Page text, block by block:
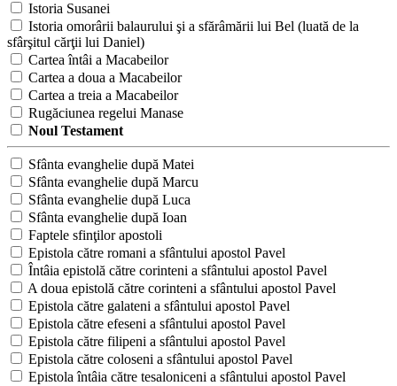
Istoria Susanei
Istoria omorârii balaurului şi a sfărâmării lui Bel (luată de la
sfârşitul cărţii lui Daniel)
Cartea întâi a Macabeilor
Cartea a doua a Macabeilor
Cartea a treia a Macabeilor
Rugăciunea regelui Manase
Noul Testament
Sfânta evanghelie după Matei
Sfânta evanghelie după Marcu
Sfânta evanghelie după Luca
Sfânta evanghelie după Ioan
Faptele sfinţilor apostoli
Epistola către romani a sfântului apostol Pavel
Întâia epistolă către corinteni a sfântului apostol Pavel
A doua epistolă către corinteni a sfântului apostol Pavel
Epistola către galateni a sfântului apostol Pavel
Epistola către efeseni a sfântului apostol Pavel
Epistola către filipeni a sfântului apostol Pavel
Epistola către coloseni a sfântului apostol Pavel
Epistola întâia către tesaloniceni a sfântului apostol Pavel